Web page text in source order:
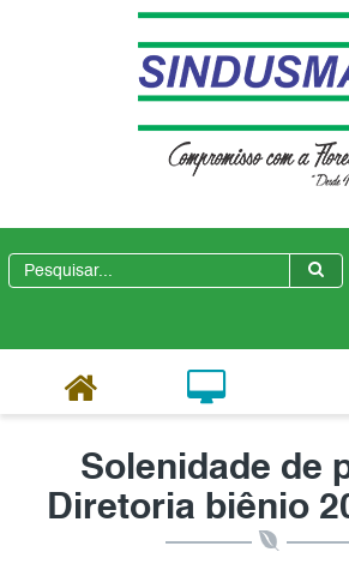
Solenidade de
Diretoria biênio